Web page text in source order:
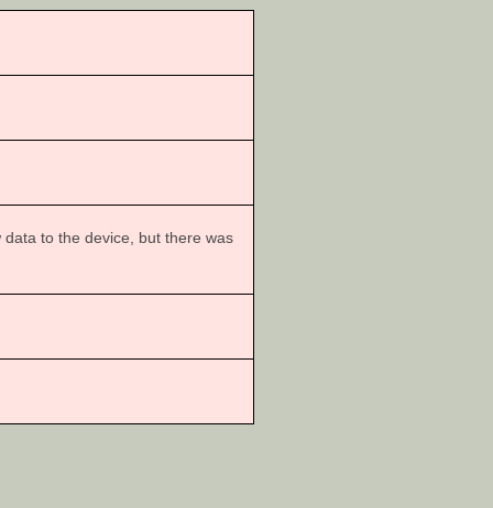
to the device, but there was